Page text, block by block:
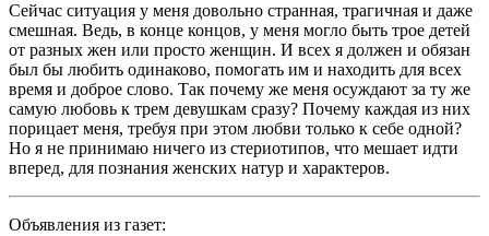
Сейчас ситуация у меня довольно странная, трагичная и даже
смешная. Ведь, в конце концов, у меня могло быть трое детей
от разных жен или просто женщин. И всех я должен и обязан
был бы любить одинаково, помогать им и находить для всех
время и доброе слово. Так почему же меня осуждают за ту же
самую любовь к трем девушкам сразу? Почему каждая из них
порицает меня, требуя при этом любви только к себе одной?
Но я не принимаю ничего из стериотипов, что мешает идти
вперед, для познания женских натур и характеров.
Объявления из газет: